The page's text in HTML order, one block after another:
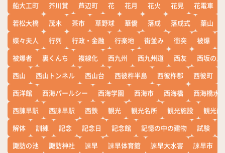
船大工町
芥川賞 芦辺町 花 花月 花火 花見 花電車
若松大橋
茂木 茶市 草野球 華僑 落成 落成式 葉山
蝶々夫人
行列 行政・金融 行楽地 街並み 衝突 被爆
被爆者
裏くんち 複線化 西九州 西九州道 西友
西坂の丘
西山
西山トンネル 西山台 西彼杵半島 西彼杵郡 西彼町
西洋館
西海パールシー 西海学園 西海市 西海橋
西海橋水
西諌早駅
西諫早駅 西鉄 観光 観光名所 観光施設
観光船
解体
訓練 記念 記念日 記念館 記憶の中の建物 試験
諏訪の池
諏訪神社 諫早 諫早体育館 諫早大水害 諫早市